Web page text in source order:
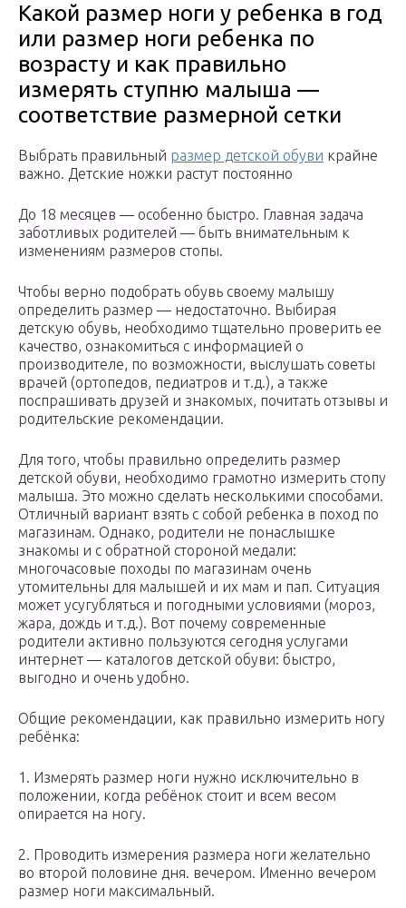
Какой размер ноги у ребенка в год
или размер ноги ребенка по
возрасту и как правильно
измерять ступню малыша —
соответствие размерной сетки
Выбрать правильный размер детской обуви крайне
важно. Детские ножки растут постоянно
До 18 месяцев — особенно быстро. Главная задача
заботливых родителей — быть внимательным к
изменениям размеров стопы.
Чтобы верно подобрать обувь своему малышу
определить размер — недостаточно. Выбирая
детскую обувь, необходимо тщательно проверить ее
качество, ознакомиться с информацией о
производителе, по возможности, выслушать советы
врачей (ортопедов, педиатров и т.д.), а также
поспрашивать друзей и знакомых, почитать отзывы и
родительские рекомендации.
Для того, чтобы правильно определить размер
детской обуви, необходимо грамотно измерить стопу
малыша. Это можно сделать несколькими способами.
Отличный вариант взять с собой ребенка в поход по
магазинам. Однако, родители не понаслышке
знакомы и с обратной стороной медали:
многочасовые походы по магазинам очень
утомительны для малышей и их мам и пап. Ситуация
может усугубляться и погодными условиями (мороз,
жара, дождь и т.д.). Вот почему современные
родители активно пользуются сегодня услугами
интернет — каталогов детской обуви: быстро,
выгодно и очень удобно.
Общие рекомендации, как правильно измерить ногу
ребёнка:
1. Измерять размер ноги нужно исключительно в
положении, когда ребёнок стоит и всем весом
опирается на ногу.
2. Проводить измерения размера ноги желательно
во второй половине дня. вечером. Именно вечером
размер ноги максимальный.